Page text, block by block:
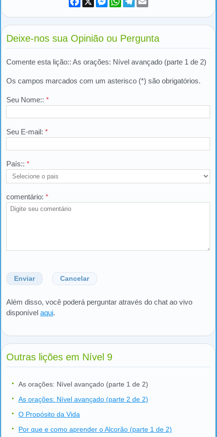
Deixe-nos sua Opinião ou Pergunta
Comente esta lição:: As orações: Nível avançado (parte 1 de 2)
Os campos marcados com um asterisco (*) são obrigatórios.
Seu Nome:: *
Seu E-mail: *
País:: *
comentário: *
Enviar Cancelar
Além disso, você poderá perguntar através do chat ao vivo
disponível aqui.
Outras lições em Nível 9
As orações: Nível avançado (parte 1 de 2)
As orações: Nível avançado (parte 2 de 2)
O Propósito da Vida
Por que e como aprender o Alcorão (parte 1 de 2)